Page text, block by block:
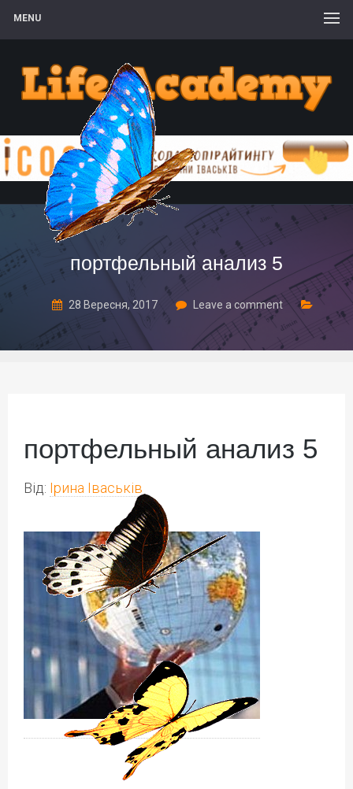
MENU
портфельный анализ 5
28 Вересня, 2017 Leave a comment
портфельный анализ 5
Від: Ірина Іваськів